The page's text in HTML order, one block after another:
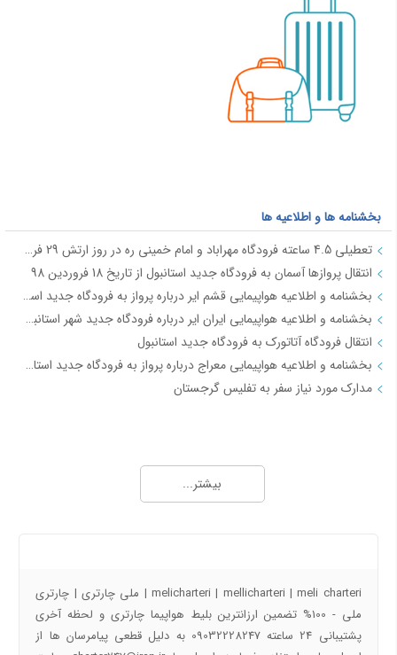
بخشنامه ها و اطلاعیه ها
تعطیلی 4.5 ساعته فرودگاه مهراباد و امام خمینی ره در روز ارتش 29 فروردین
انتقال پروازها آسمان به فرودگاه جدید استانبول از تاریخ 18 فروردین 98
بخشنامه و اطلاعیه هواپیمایی قشم ایر درباره پرواز به فرودگاه جدید استانبول از تاریخ 18فروردین 98
بخشنامه و اطلاعیه هواپیمایی ایران ایر درباره فرودگاه جدید شهر استانبول IR2712
انتقال فرودگاه آتاتورک به فرودگاه جدید استانبول
بخشنامه و اطلاعیه هواپیمایی معراج درباره پرواز به فرودگاه جدید استانبول از تاریخ 18فروردین 98 JI4740-4
مدارک مورد نیاز سفر به تفلیس گرجستان
آفــر چارتری تور هوایی مشهد از تهران
راهنمای سفر به شهرهای ایران و جهان با تیک بال
بیشتر...
melicharteri | mellicharteri | meli charteri | ملی چارتری | چارتری
ملی - 100% تضمین ارزانترین بلیط هواپیما چارتری و لحظه آخری
پشتیبانی 24 ساعته 09032228247 به دلیل قطعی پیامرسان ها از